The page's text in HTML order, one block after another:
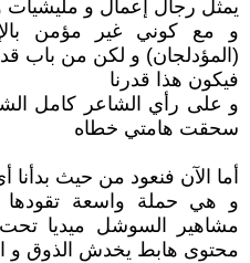
يمثل رجال إعمال و مليشيات
و مع كوني غير مؤمن
(المؤدلجان) و لكن من باب
فيكون هذا قدرنا
و على رأي الشاعر كامل
سحقت هامتي خطاه
أما الآن فنعود من حيث
و هي حملة واسعة تقودها
مشاهير السوشل ميديا
محتوى هابط يخدش الذوق و